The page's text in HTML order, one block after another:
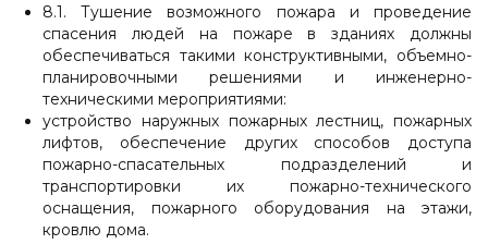
8.1. Тушение возможного пожара и проведение
спасения людей на пожаре в зданиях должны
обеспечиваться такими конструктивными, объемно-
планировочными решениями и инженерно-
техническими мероприятиями:
устройство наружных пожарных лестниц, пожарных
лифтов, обеспечение других способов доступа
пожарно-спасательных подразделений и
транспортировки их пожарно-технического
оснащения, пожарного оборудования на этажи,
кровлю дома.